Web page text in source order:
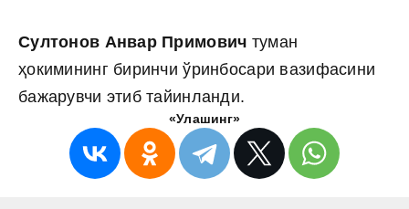
Султонов Анвар Примович туман
ҳокимининг биринчи ўринбосари вазифасини
бажарувчи этиб тайинланди.
«Улашинг»